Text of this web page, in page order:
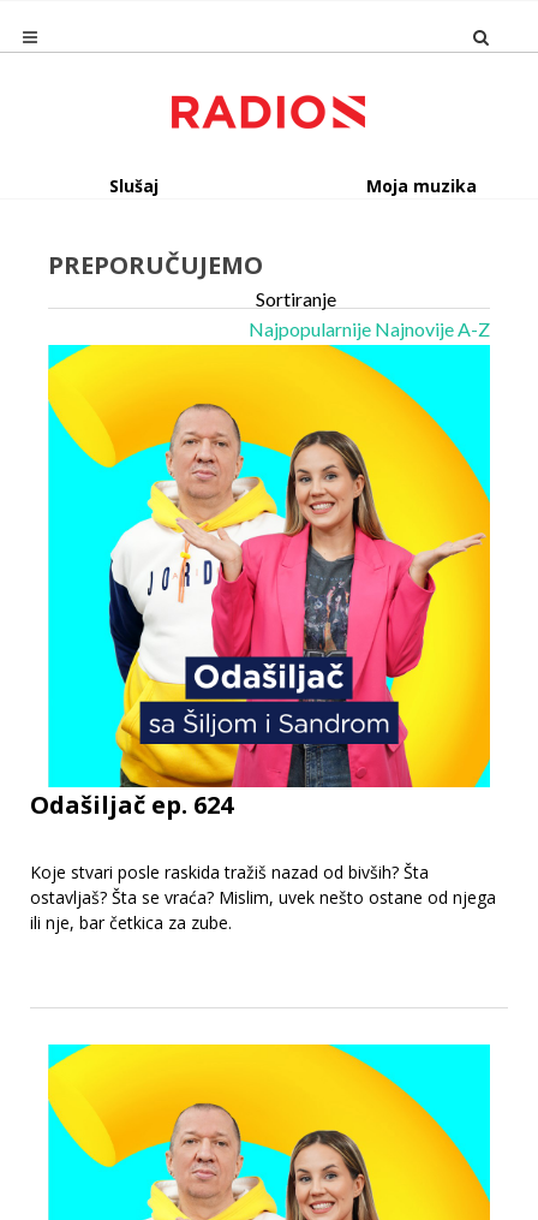
Slušaj Moja muzika
PREPORUČUJEMO
Sortiranje
Najpopularnije NajnovijeA-Z
Odašiljač ep. 624
Koje stvari posle raskida tražiš nazad od bivših? Šta
ostavljaš? Šta se vraća? Mislim, uvek nešto ostane od njega
ili nje, bar četkica za zube.